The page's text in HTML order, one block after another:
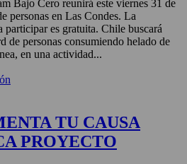
Bajo Cero reunirá este viernes 31 de
personas en Las Condes. La
participar es gratuita. Chile buscará
de personas consumiendo helado de
en una actividad...
TU CAUSA
PROYECTO